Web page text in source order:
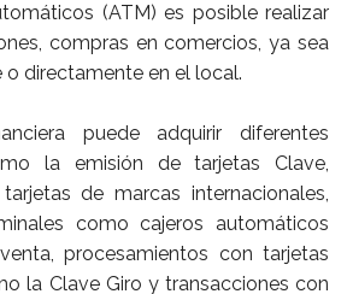
(ATM) es posible realizar
compras en comercios, ya sea
o directamente en el local.
puede adquirir diferentes
la emisión de tarjetas Clave,
de marcas internacionales,
como cajeros automáticos
procesamientos con tarjetas
la Clave Giro y transacciones con